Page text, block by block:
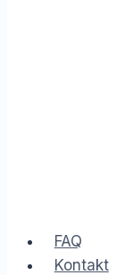
FAQ
Kontakt